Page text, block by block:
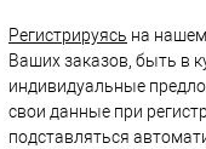
Регистрируясь на
Ваших заказов, быть в
индивидуальные
свои данные при
подставляться